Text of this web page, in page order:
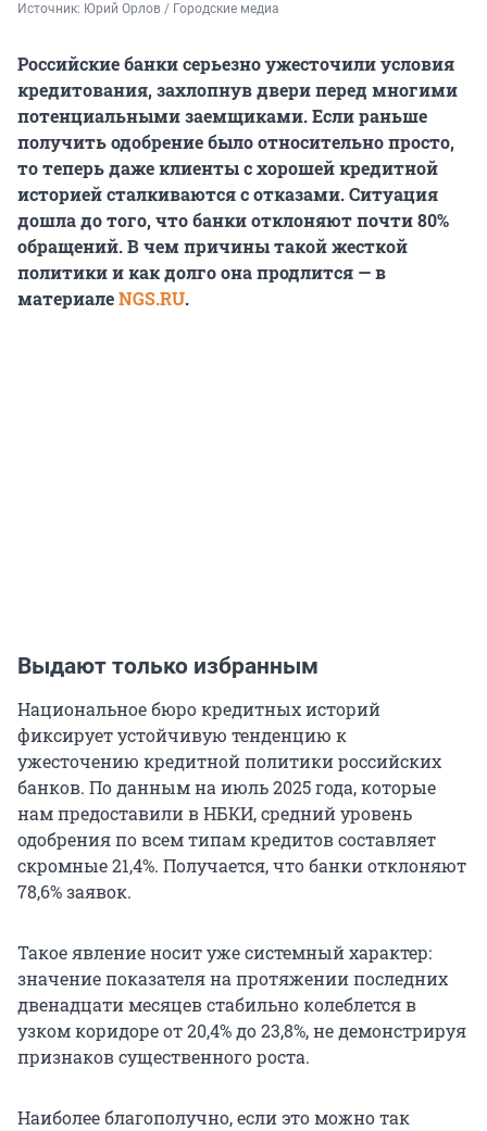
Источник: Юрий Орлов / Городские медиа
Российские банки серьезно ужесточили условия
кредитования, захлопнув двери перед многими
потенциальными заемщиками. Если раньше
получить одобрение было относительно просто,
то теперь даже клиенты с хорошей кредитной
историей сталкиваются с отказами. Ситуация
дошла до того, что банки отклоняют почти 80%
обращений. В чем причины такой жесткой
политики и как долго она продлится — в
материалеNGS.RU.
Выдают только избранным
Национальное бюро кредитных историй
фиксирует устойчивую тенденцию к
ужесточению кредитной политики российских
банков. По данным на июль 2025 года, которые
нам предоставили в НБКИ, средний уровень
одобрения по всем типам кредитов составляет
скромные 21,4%. Получается, что банки отклоняют
78,6% заявок.
Такое явление носит уже системный характер:
значение показателя на протяжении последних
двенадцати месяцев стабильно колеблется в
узком коридоре от 20,4% до 23,8%, не демонстрируя
признаков существенного роста.
Наиболее благополучно, если это можно так